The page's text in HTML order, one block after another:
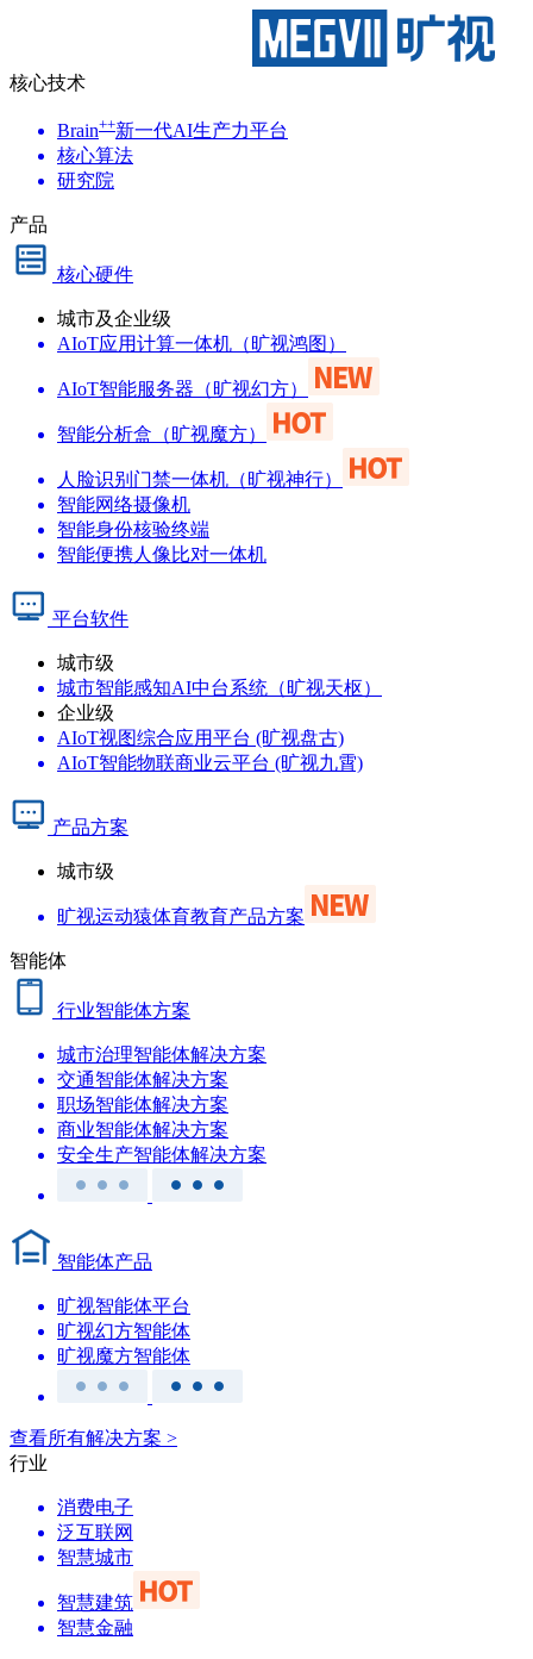
核心技术
Brain++新一代AI生产力平台
核心算法
研究院
产品
核心硬件
城市及企业级
AIoT应用计算一体机（旷视鸿图）
AIoT智能服务器（旷视幻方）
智能分析盒（旷视魔方）
人脸识别门禁一体机（旷视神行）
智能网络摄像机
智能身份核验终端
智能便携人像比对一体机
平台软件
城市级
城市智能感知AI中台系统（旷视天枢）
企业级
AIoT视图综合应用平台 (旷视盘古)
AIoT智能物联商业云平台 (旷视九霄)
产品方案
城市级
旷视运动猿体育教育产品方案
智能体
行业智能体方案
城市治理智能体解决方案
交通智能体解决方案
职场智能体解决方案
商业智能体解决方案
安全生产智能体解决方案
智能体产品
旷视智能体平台
旷视幻方智能体
旷视魔方智能体
查看所有解决方案 >
行业
消费电子
泛互联网
智慧城市
智慧建筑
智慧金融